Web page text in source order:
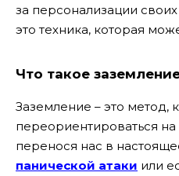
за персонализации
это техника, которая
Что такое
Заземление – это метод,
переориентироваться на
перенося нас в
панической атаки или